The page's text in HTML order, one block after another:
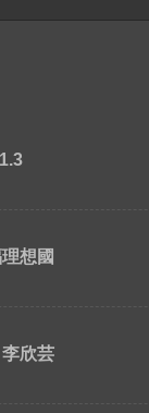
想國
欣芸